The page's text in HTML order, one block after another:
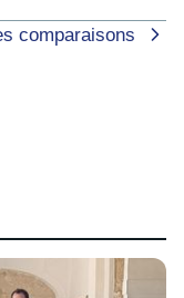
comparaisons